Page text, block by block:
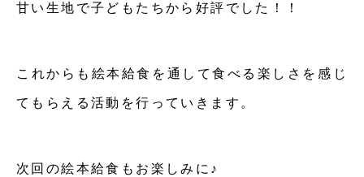
甘い生地で子どもたちから好評でした！！
これからも絵本給食を通して食べる楽しさを感じ
てもらえる活動を行っていきます。
次回の絵本給食もお楽しみに♪